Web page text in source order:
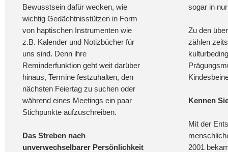
Bewusstsein dafür wecken, wie
wichtig Gedächtnisstützen in Form
von haptischen Instrumenten wie
z.B. Kalender und Notizbücher für
uns sind. Denn ihre
Reminderfunktion geht weit darüber
hinaus, Termine festzuhalten, den
nächsten Feiertag zu suchen oder
während eines Meetings ein paar
Stichpunkte aufzuschreiben.
Das Streben nach
unverwechselbarer Persönlichkeit
sogar in
Zu den
zählen
Kennen
Mit der
2001